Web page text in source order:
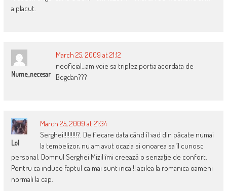
a placut.
Nume_necesar
March 25, 2009 at 21:12
neoficial…am voie sa triplez portia acordata de
Bogdan???
Lol
March 25, 2009 at 21:34
Serghei!!!!!!!!!?. De fiecare data când îl vad din păcate numai
la tembelizor, nu am avut ocazia si onoarea sa îl cunosc
personal. Domnul Serghei Mizil îmi creează o senzaţie de confort.
Pentru ca induce faptul ca mai sunt inca !! acilea la romanica oameni
normali la cap.